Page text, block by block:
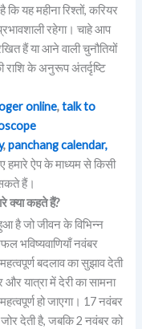
यह महीना रिश्तों, करियर
रहेगा। चाहे आप
हैं या आने वाली चुनौतियों
राशि के अनुरूप अंतर्दृष्टि
online,talk to
,panchang calendar,
हमारे ऐप के माध्यम से किसी
हैं।
क्या कहते हैं?
है जो जीवन के विभिन्न
भविष्यवाणियाँ नवंबर
बदलाव का सुझाव देती
यात्रा में देरी का सामना
हो जाएगा। 17 नवंबर
देती है, जबकि 2 नवंबर को